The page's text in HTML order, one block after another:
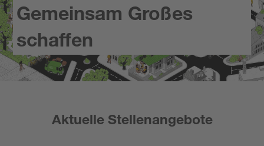
Gemeinsam Großes
schaffen
Aktuelle Stellenangebote